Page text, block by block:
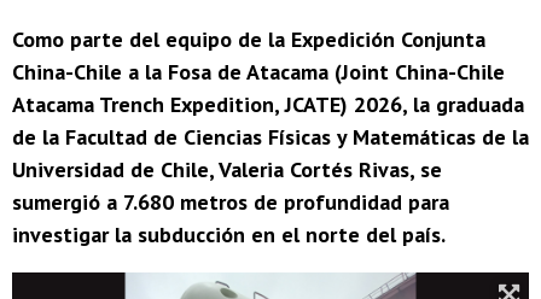
Como parte del equipo de la Expedición Conjunta
China-Chile a la Fosa de Atacama (Joint China-Chile
Atacama Trench Expedition, JCATE) 2026, la graduada
de la Facultad de Ciencias Físicas y Matemáticas de la
Universidad de Chile, Valeria Cortés Rivas, se
sumergió a 7.680 metros de profundidad para
investigar la subducción en el norte del país.